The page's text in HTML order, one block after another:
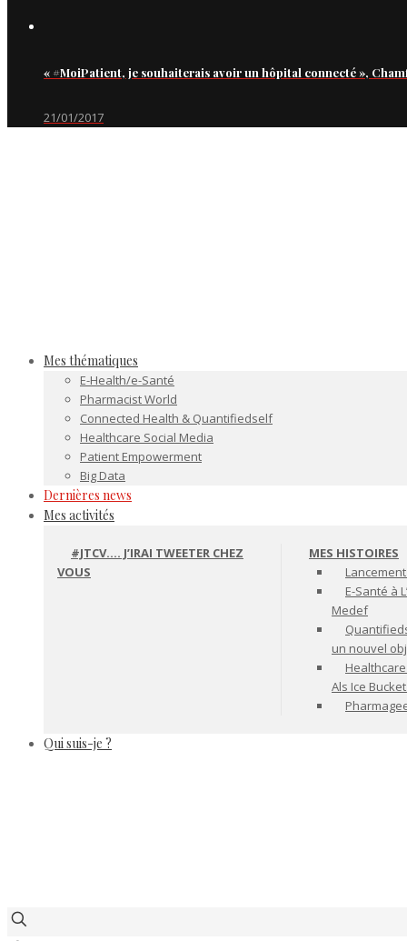
« #MoiPatient, je souhaiterais avoir un hôpital connecté »,
21/01/2017
Mes thématiques
E-Health/e-Santé
Pharmacist World
Connected Health & Quantifiedself
Healthcare Social Media
Patient Empowerment
Big Data
Dernières news
Mes activités
#JTCV…. J’IRAI TWEETER CHEZ
VOUS
MES HISTOIRES
E-Santé à
Medef
un nouvel
Als Ice
Qui suis-je ?